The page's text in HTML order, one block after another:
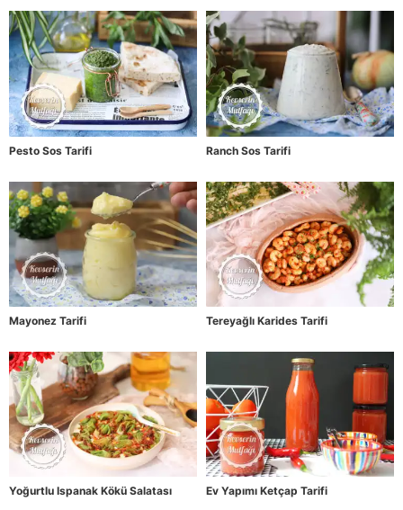
Pesto Sos Tarifi Ranch Sos Tarifi
Mayonez Tarifi Tereyağlı Karides Tarifi
Yoğurtlu Ispanak Kökü Salatası
Ev Yapımı Ketçap Tarifi